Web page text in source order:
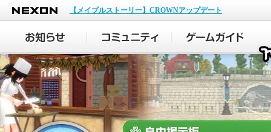
NEXON
【メイプルストーリー】CROWNアップデート